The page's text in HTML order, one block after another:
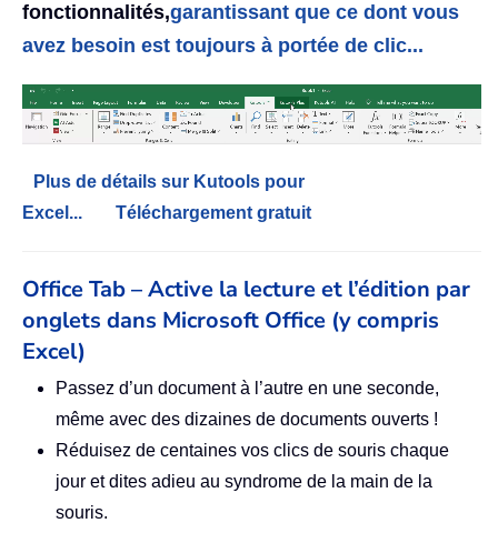
fonctionnalités,garantissant que ce dont vous
avez besoin est toujours à portée de clic...
Plus de détails sur Kutools pour
Excel...
Téléchargement gratuit
Office Tab – Active la lecture et l’édition par
onglets dans Microsoft Office (y compris
Excel)
Passez d’un document à l’autre en une seconde,
même avec des dizaines de documents ouverts !
Réduisez de centaines vos clics de souris chaque
jour et dites adieu au syndrome de la main de la
souris.